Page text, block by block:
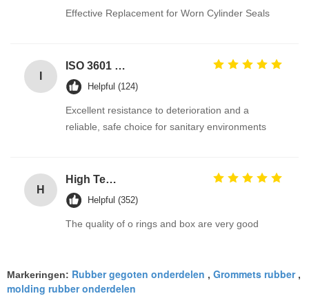
Effective Replacement for Worn Cylinder Seals
ISO 3601 Excellent Weathering Resistance EPDM Rubber O Rings Seals for Industrial Applications
Helpful (124)
Excellent resistance to deterioration and a
reliable, safe choice for sanitary environments
H
High Temp Silicone Metric Custom O Ring Seals Assortment Kit High Durable oring kits Manufacturer
Helpful (352)
The quality of o rings and box are very good
Markeringen: Rubber gegoten onderdelen , Grommets rubber,
molding rubber onderdelen